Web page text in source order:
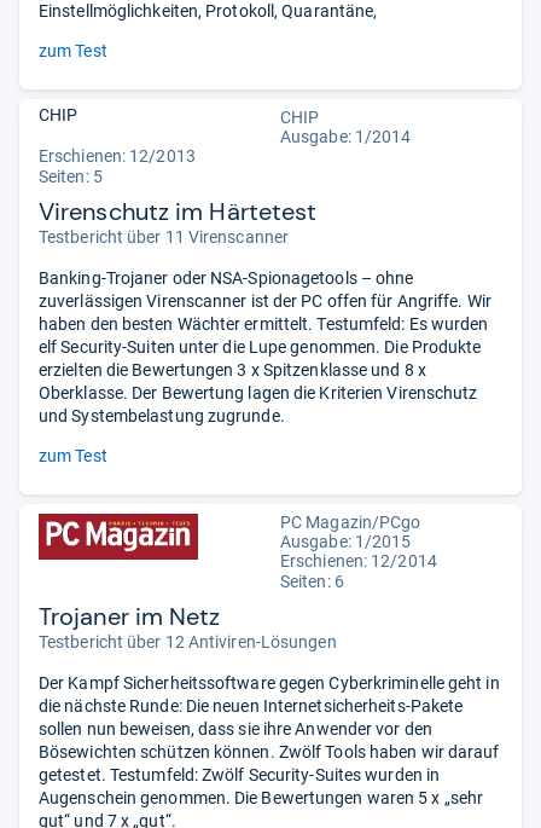
Einstellmöglichkeiten, Protokoll, Quarantäne,
zum Test
CHIP
CHIP
Ausgabe: 1/2014
Erschienen: 12/2013
Seiten: 5
Virenschutz im Härtetest
Testbericht über 11 Virenscanner
Banking-Trojaner oder NSA-Spionagetools – ohne
zuverlässigen Virenscanner ist der PC offen für Angriffe. Wir
haben den besten Wächter ermittelt. Testumfeld: Es wurden
elf Security-Suiten unter die Lupe genommen. Die Produkte
erzielten die Bewertungen 3 x Spitzenklasse und 8 x
Oberklasse. Der Bewertung lagen die Kriterien Virenschutz
und Systembelastung zugrunde.
zum Test
PC Magazin/PCgo
Ausgabe: 1/2015
Erschienen: 12/2014
Seiten: 6
Trojaner im Netz
Testbericht über 12 Antiviren-Lösungen
Der Kampf Sicherheitssoftware gegen Cyberkriminelle geht in
die nächste Runde: Die neuen Internetsicherheits-Pakete
sollen nun beweisen, dass sie ihre Anwender vor den
Bösewichten schützen können. Zwölf Tools haben wir darauf
getestet. Testumfeld: Zwölf Security-Suites wurden in
Augenschein genommen. Die Bewertungen waren 5 x „sehr
gut“ und 7 x „gut“.